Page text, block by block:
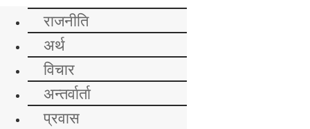
राजनीति
अर्थ
विचार
अन्तर्वार्ता
प्रवास